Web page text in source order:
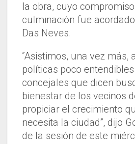
la obra, cuyo
culminación fue
Das Neves.
“Asistimos, una vez más,
políticas poco
concejales que dicen
bienestar de los vecinos
propiciar el crecimiento
necesita la ciudad”, dijo
de la sesión de este